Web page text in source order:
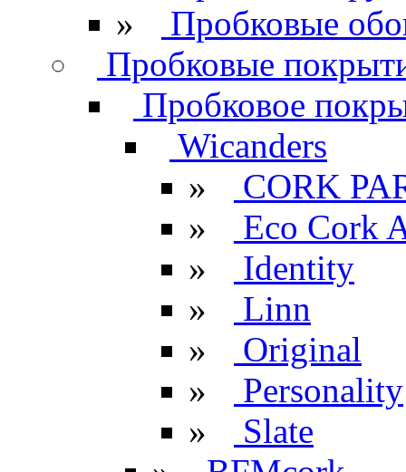
»
Пробковые
Пробковые
Пробковое
Wicanders
»
CORK
»
Eco Cork
»
Identity
»
Linn
»
Original
»
Personality
»
Slate